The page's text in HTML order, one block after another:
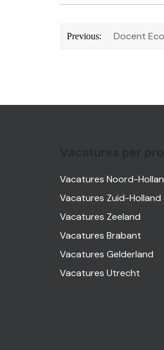
Bericht
Previous: Docent
Vacatures Noord-
Vacatures Zuid-Holland
Vacatures Zeeland
Vacatures Brabant
Vacatures Gelderland
Vacatures Utrecht